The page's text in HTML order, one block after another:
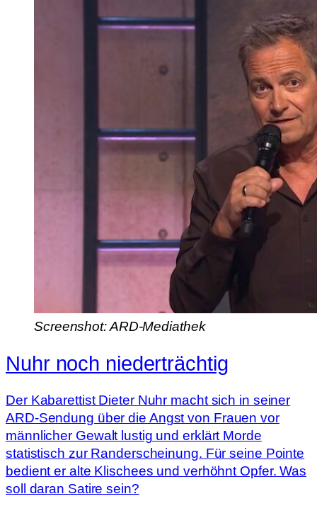
Screenshot: ARD-Mediathek
Nuhr noch niederträchtig
Der Kabarettist Dieter Nuhr macht sich in seiner
ARD-Sendung über die Angst von Frauen vor
männlicher Gewalt lustig und erklärt Morde
statistisch zur Randerscheinung. Für seine Pointe
bedient er alte Klischees und verhöhnt Opfer. Was
soll daran Satire sein?